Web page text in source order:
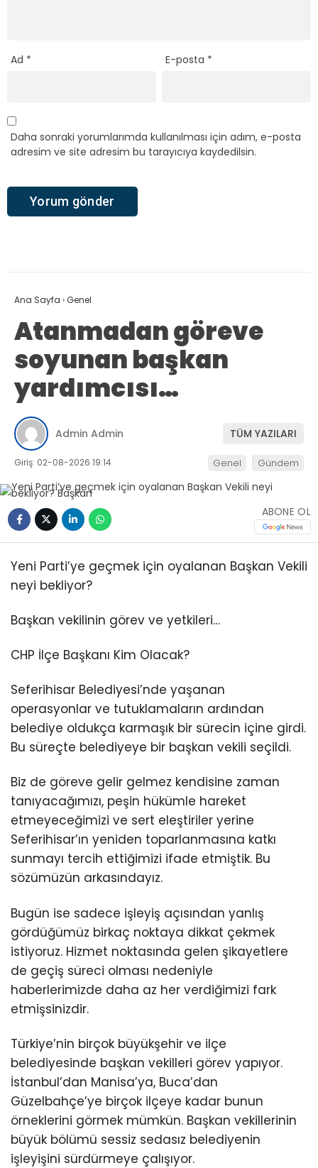
Ad * E-posta *
Daha sonraki yorumlarımda kullanılması için adım, e-posta
adresim ve site adresim bu tarayıcıya kaydedilsin.
Ana Sayfa ›Genel
Atanmadan göreve
soyunan başkan
yardımcısı…
Admin Admin TÜM YAZILARI
Giriş: 02-08-2026 19:14 Genel Gündem
ABONE OL
Yeni Parti’ye geçmek için oyalanan Başkan Vekili
neyi bekliyor?
Başkan vekilinin görev ve yetkileri…
CHP İlçe Başkanı Kim Olacak?
Seferihisar Belediyesi’nde yaşanan
operasyonlar ve tutuklamaların ardından
belediye oldukça karmaşık bir sürecin içine girdi.
Bu süreçte belediyeye bir başkan vekili seçildi.
Biz de göreve gelir gelmez kendisine zaman
tanıyacağımızı, peşin hükümle hareket
etmeyeceğimizi ve sert eleştiriler yerine
Seferihisar’ın yeniden toparlanmasına katkı
sunmayı tercih ettiğimizi ifade etmiştik. Bu
sözümüzün arkasındayız.
Bugün ise sadece işleyiş açısından yanlış
gördüğümüz birkaç noktaya dikkat çekmek
istiyoruz. Hizmet noktasında gelen şikayetlere
de geçiş süreci olması nedeniyle
haberlerimizde daha az her verdiğimizi fark
etmişsinizdir.
Türkiye’nin birçok büyükşehir ve ilçe
belediyesinde başkan vekilleri görev yapıyor.
İstanbul’dan Manisa’ya, Buca’dan
Güzelbahçe’ye birçok ilçeye kadar bunun
örneklerini görmek mümkün. Başkan vekillerinin
büyük bölümü sessiz sedasız belediyenin
işleyişini sürdürmeye çalışıyor.